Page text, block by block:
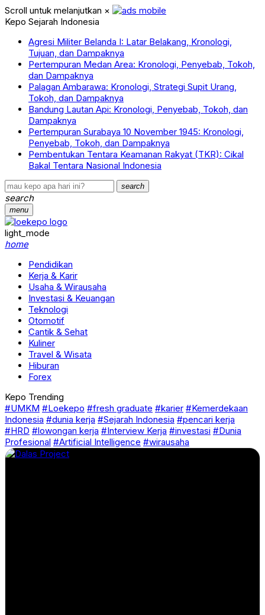
Scroll untuk melanjutkan ×
Kepo Sejarah Indonesia
Agresi Militer Belanda I: Latar Belakang, Kronologi,
Tujuan, dan Dampaknya
Pertempuran Medan Area: Kronologi, Penyebab, Tokoh,
dan Dampaknya
Palagan Ambarawa: Kronologi, Strategi Supit Urang,
Tokoh, dan Dampaknya
Bandung Lautan Api: Kronologi, Penyebab, Tokoh, dan
Dampaknya
Pertempuran Surabaya 10 November 1945: Kronologi,
Penyebab, Tokoh, dan Dampaknya
Pembentukan Tentara Keamanan Rakyat (TKR): Cikal
Bakal Tentara Nasional Indonesia
search
search
menu
light_mode
home
Pendidikan
Kerja & Karir
Usaha & Wirausaha
Investasi & Keuangan
Teknologi
Otomotif
Cantik & Sehat
Kuliner
Travel & Wisata
Hiburan
Forex
Kepo Trending
#UMKM #Loekepo #fresh graduate #karier #Kemerdekaan
Indonesia #dunia kerja #Sejarah Indonesia #pencari kerja
#HRD #lowongan kerja #Interview Kerja #investasi #Dunia
Profesional #Artificial Intelligence #wirausaha